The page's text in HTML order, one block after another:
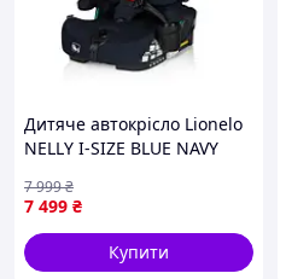
Дитяче автокрісло Lionelo
NELLY I-SIZE BLUE NAVY
7 499 ₴
7 999₴
Купити